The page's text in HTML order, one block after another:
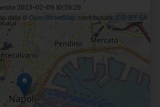
2023-02-09 10:59:29
data ©OpenStreetMapcontributors, CC-BY-SA